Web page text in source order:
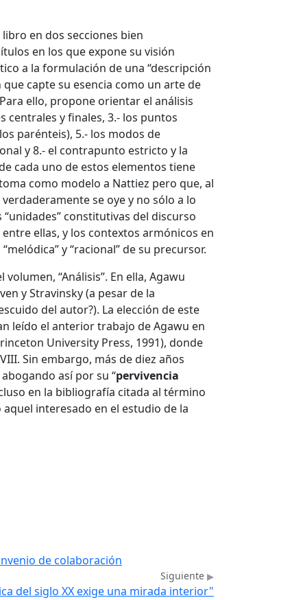
en dos secciones bien
en los que expone su visión
a la formulación de una “descripción
capte su esencia como un arte de
ello, propone orientar el análisis
centrales y finales, 3.- los puntos
parénteis), 5.- los modos de
y 8.- el contrapunto estricto y la
cada uno de estos elementos tiene
como modelo a Nattiez pero que, al
se oye y no sólo a lo
constitutivas del discurso
ellas, y los contextos armónicos en
y “racional” de su precursor.
“Análisis”. En ella, Agawu
y Stravinsky (a pesar de la
del autor?). La elección de este
leído el anterior trabajo de Agawu en
University Press, 1991), donde
Sin embargo, más de diez años
así por su “pervivencia
en la bibliografía citada al término
interesado en el estudio de la
de colaboración
Siguiente
del siglo XX exige una mirada interior"